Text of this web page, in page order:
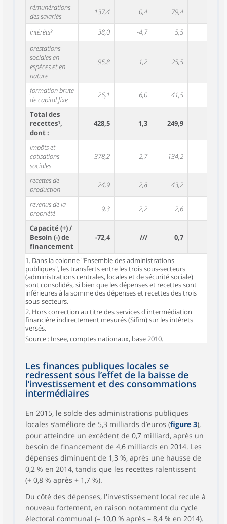
rémunérations
des salariés
137,4 0,4 79,4
intérêts² 38,0 -4,7 5,5
prestations
sociales en
espèces et en
nature
95,8 1,2 25,5
formation brute
de capital fixe
26,1 6,0 41,5
Total des
recettes¹,
dont :
428,5 1,3 249,9
impôts et
cotisations
sociales
378,2 2,7 134,2
recettes de
production
24,9 2,8 43,2
revenus de la
propriété
9,3 2,2 2,6
Capacité (+) /
Besoin (-) de
financement
-72,4 /// 0,7
1. Dans la colonne "Ensemble des administrations
publiques", les transferts entre les trois sous-secteurs
(administrations centrales, locales et de sécurité sociale)
sont consolidés, si bien que les dépenses et recettes sont
inférieures à la somme des dépenses et recettes des trois
sous-secteurs.
2. Hors correction au titre des services d'intermédiation
financière indirectement mesurés (Sifim) sur les intêrets
versés.
Source : Insee, comptes nationaux, base 2010.
Les finances publiques locales se
redressent sous l’effet de la baisse de
l’investissement et des consommations
intermédiaires
En 2015, le solde des administrations publiques
locales s’améliore de 5,3 milliards d’euros (figure 3),
pour atteindre un excédent de 0,7 milliard, après un
besoin de financement de 4,6 milliards en 2014. Les
dépenses diminuent de 1,3 %, après une hausse de
0,2 % en 2014, tandis que les recettes ralentissent
(+ 0,8 % après + 1,7 %).
Du côté des dépenses, l'investissement local recule à
nouveau fortement, en raison notamment du cycle
électoral communal (– 10,0 % après – 8,4 % en 2014).